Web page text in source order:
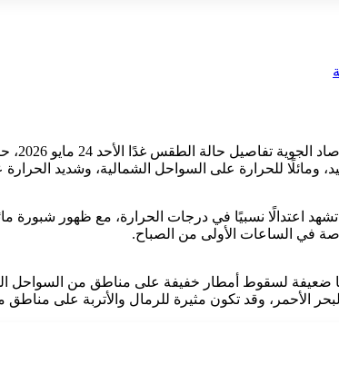
ومائلًا للحرارة على السواحل الشمالية، وشديد
تشهد اعتدالًا نسبيًا في درجات الحرارة، مع ظهور
في الساعات الأولى من الصباح.
ضعيفة لسقوط أمطار خفيفة على مناطق من السواحل
الأحمر، وقد تكون مثيرة للرمال والأتربة على